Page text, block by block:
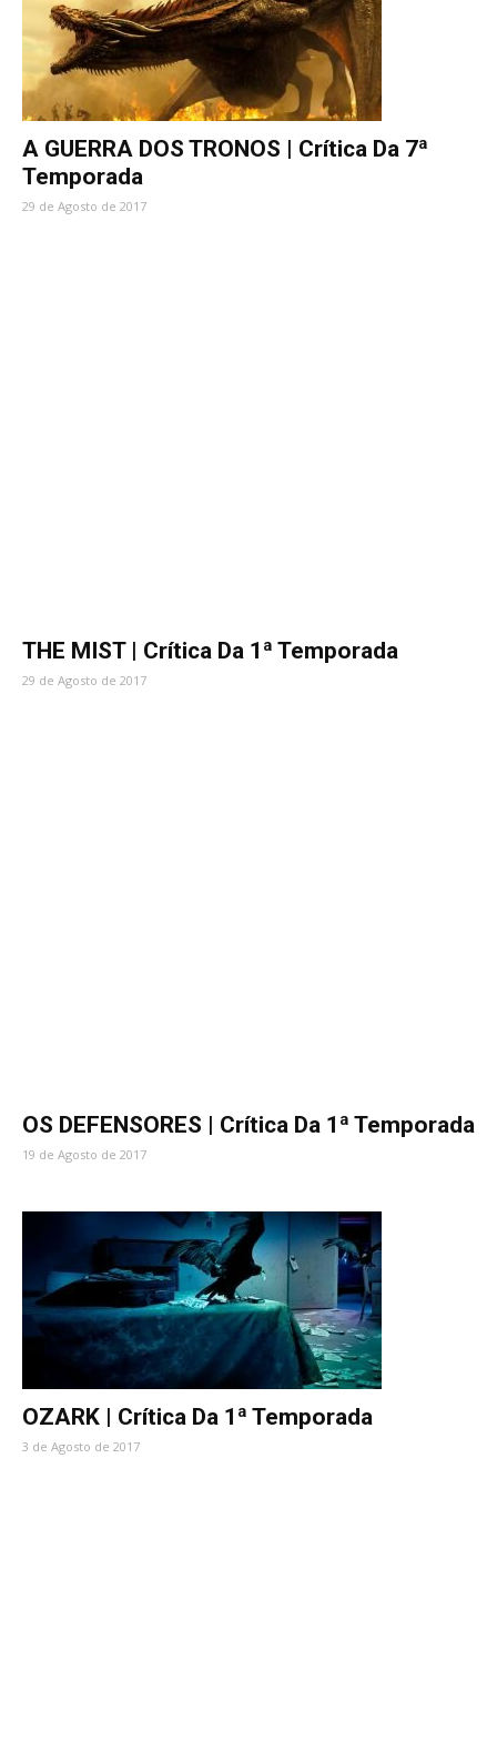
A GUERRA DOS TRONOS | Crítica Da 7ª
Temporada
29 de Agosto de 2017
THE MIST | Crítica Da 1ª Temporada
29 de Agosto de 2017
OS DEFENSORES | Crítica Da 1ª Temporada
19 de Agosto de 2017
OZARK | Crítica Da 1ª Temporada
3 de Agosto de 2017